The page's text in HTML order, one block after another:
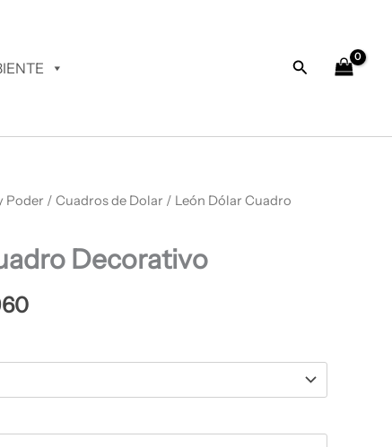
Buscar
Poder / Cuadros de Dolar / León Dólar Cuadro
Decorativo
Rango
precios:
desde
hasta
$ 68.960